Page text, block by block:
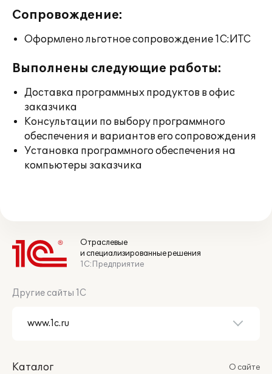
Сопровождение:
Оформлено льготное сопровождение 1С:ИТС
Выполнены следующие работы:
Доставка программных продуктов в офис
заказчика
Консультации по выбору программного
обеспечения и вариантов его сопровождения
Установка программного обеспечения на
компьютеры заказчика
Отраслевые
и специализированные решения
1С:Предприятие
Другие сайты 1С
Каталог
О сайте